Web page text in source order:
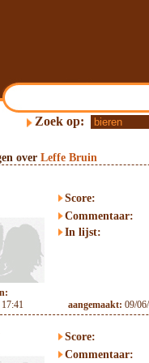
Zoek op:
over Leffe Bruin
Score:
Commentaar:
In lijst:
aangemaakt: 09/
Score:
Commentaar: